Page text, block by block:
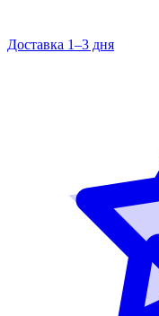
Доставка 1–3 дня